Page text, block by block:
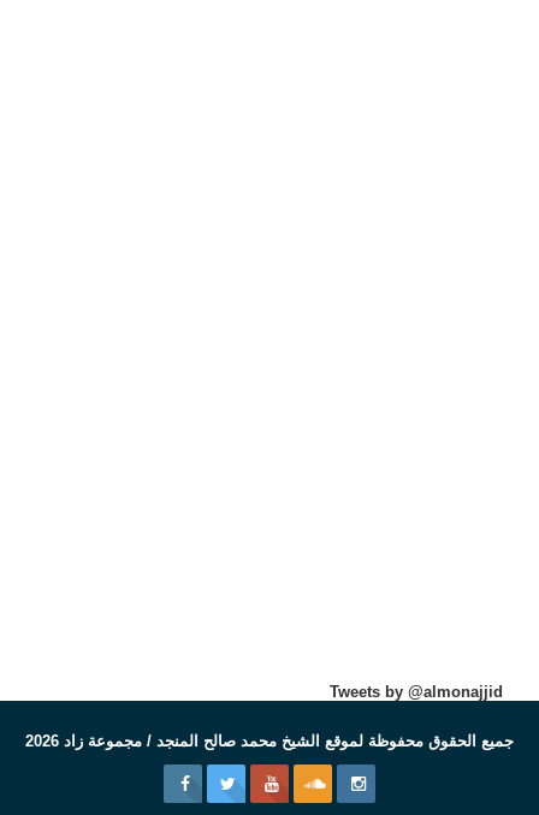
Tweets by @almonajjid
جميع الحقوق محفوظة لموقع الشيخ محمد صالح المنجد / مجموعة زاد 2026